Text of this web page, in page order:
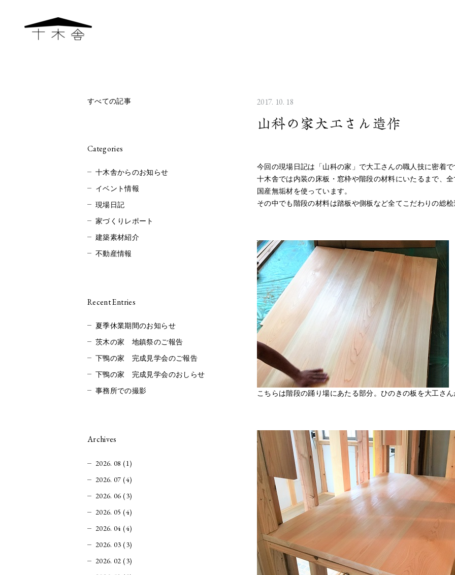
2017. 10. 18
山科の家大工さん造作
今回の現場日記は「山科の家」で大工さんの職人技に密着
十木舎では内装の床板・窓枠や階段の材料にいたるまで、
国産無垢材を使っています。
その中でも階段の材料は踏板や側板など全てこだわりの総
こちらは階段の踊り場にあたる部分。ひのきの板を大工さ
すべての記事
Categories
十木舎からのお知らせ
イベント情報
現場日記
家づくりレポート
建築素材紹介
不動産情報
Recent Entries
夏季休業期間のお知らせ
茨木の家 地鎮祭のご報告
下鴨の家 完成見学会のご報告
下鴨の家 完成見学会のおしらせ
事務所での撮影
Archives
2026. 08 (1)
2026. 07 (4)
2026. 06 (3)
2026. 05 (4)
2026. 04 (4)
2026. 03 (3)
2026. 02 (3)